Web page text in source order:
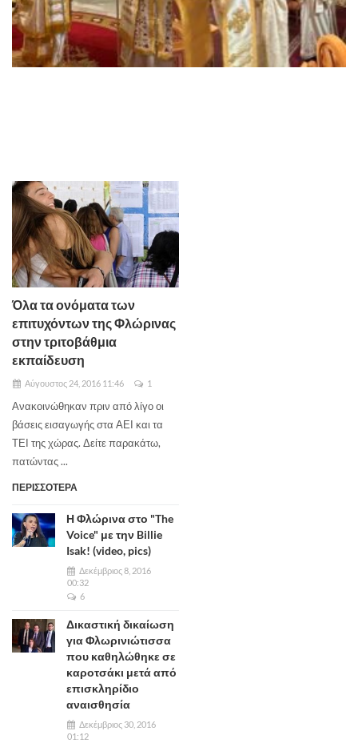
Όλα τα ονόματα των
επιτυχόντων της Φλώρινας
στην τριτοβάθμια
εκπαίδευση
Αύγουστος 24, 2016 11:46 1
Ανακοινώθηκαν πριν από λίγο οι
βάσεις εισαγωγής στα ΑΕΙ και τα
ΤΕΙ της χώρας. Δείτε παρακάτω,
πατώντας ...
ΠΕΡΙΣΣΟΤΕΡΑ
Η Φλώρινα στο "The
Voice" με την Billie
Isak! (video, pics)
Δεκέμβριος 8, 2016
00:32
6
Δικαστική δικαίωση
για Φλωρινιώτισσα
που καθηλώθηκε σε
καροτσάκι μετά από
επισκληρίδιο
αναισθησία
Δεκέμβριος 30, 2016
01:12